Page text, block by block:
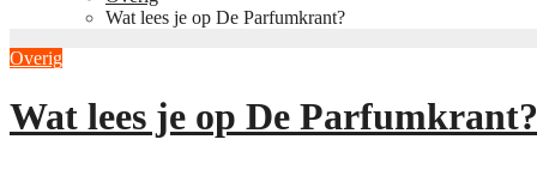
Wat lees je op De Parfumkrant?
Overig
Wat lees je op De Parfumkrant?